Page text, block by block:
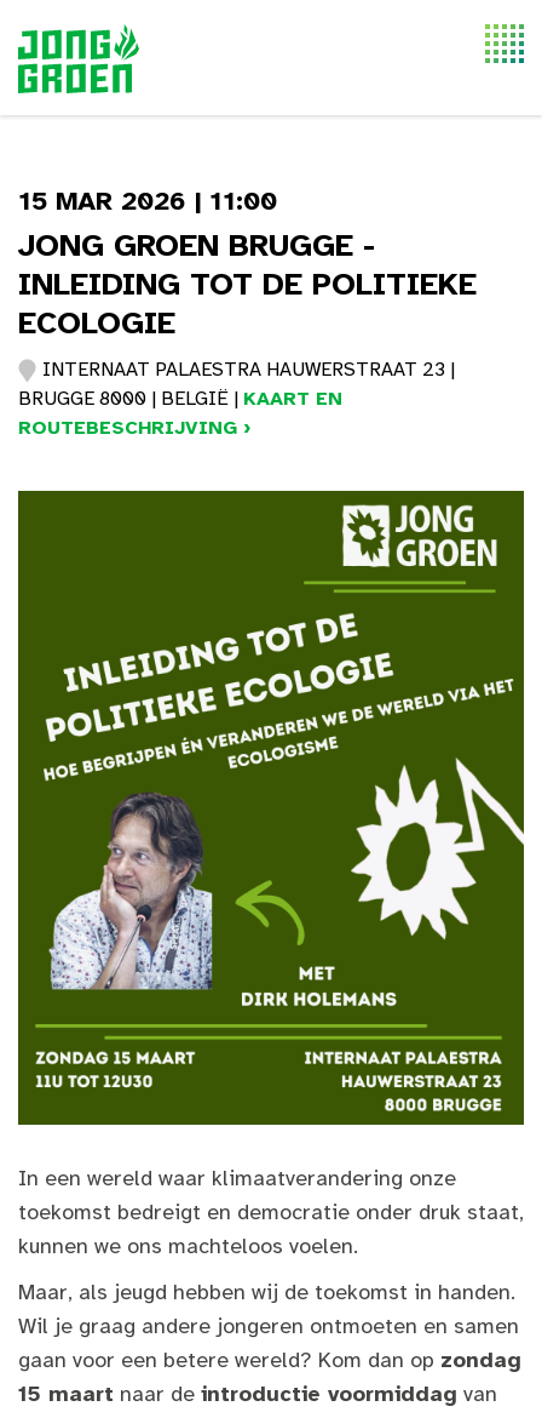
15 MAR 2026 | 11:00
JONG GROEN BRUGGE -
INLEIDING TOT DE POLITIEKE
ECOLOGIE
INTERNAAT PALAESTRA HAUWERSTRAAT 23 |
BRUGGE 8000 | BELGIË | KAART EN
ROUTEBESCHRIJVING ›
In een wereld waar klimaatverandering onze
toekomst bedreigt en democratie onder druk staat,
kunnen we ons machteloos voelen.
Maar, als jeugd hebben wij de toekomst in handen.
Wil je graag andere jongeren ontmoeten en samen
gaan voor een betere wereld? Kom dan op zondag
15 maart naar de introductie voormiddag van